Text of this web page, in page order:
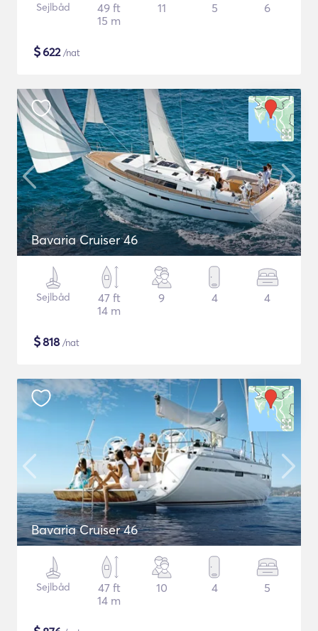
Sejlbåd
49 ft
15 m
11 5 6
$622/nat
Bavaria Cruiser 46
Sejlbåd
47 ft
14 m
9 4 4
$818 /nat
Bavaria Cruiser 46
Sejlbåd
47 ft
14 m
10 4 5